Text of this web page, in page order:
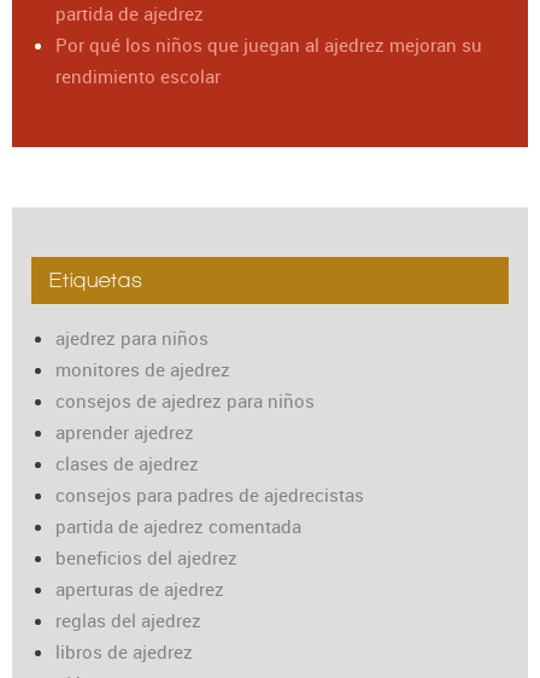
partida de ajedrez
Por qué los niños que juegan al ajedrez mejoran su
rendimiento escolar
Etiquetas
ajedrez para niños
monitores de ajedrez
consejos de ajedrez para niños
aprender ajedrez
clases de ajedrez
consejos para padres de ajedrecistas
partida de ajedrez comentada
beneficios del ajedrez
aperturas de ajedrez
reglas del ajedrez
libros de ajedrez